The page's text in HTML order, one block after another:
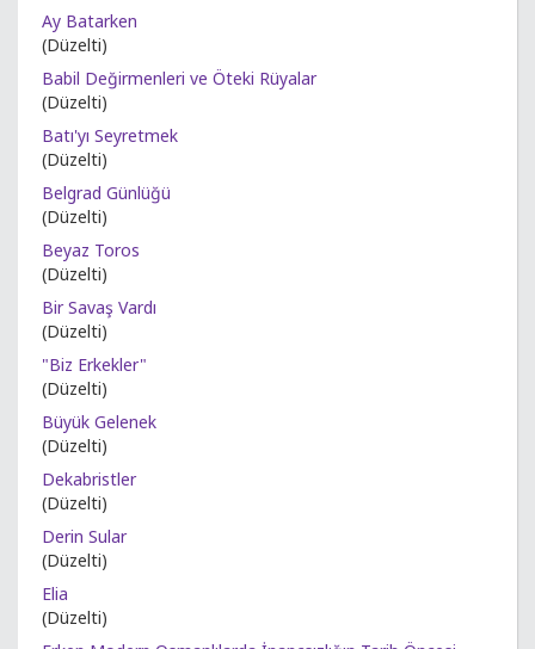
Ay Batarken
(Düzelti)
Babil Değirmenleri ve Öteki Rüyalar
(Düzelti)
Batı'yı Seyretmek
(Düzelti)
Belgrad Günlüğü
(Düzelti)
Beyaz Toros
(Düzelti)
Bir Savaş Vardı
(Düzelti)
"Biz Erkekler"
(Düzelti)
Büyük Gelenek
(Düzelti)
Dekabristler
(Düzelti)
Derin Sular
(Düzelti)
Elia
(Düzelti)